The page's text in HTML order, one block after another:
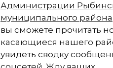
Администрации
муниципального района
вы сможете прочитать
касающиеся нашего
увидеть сводку